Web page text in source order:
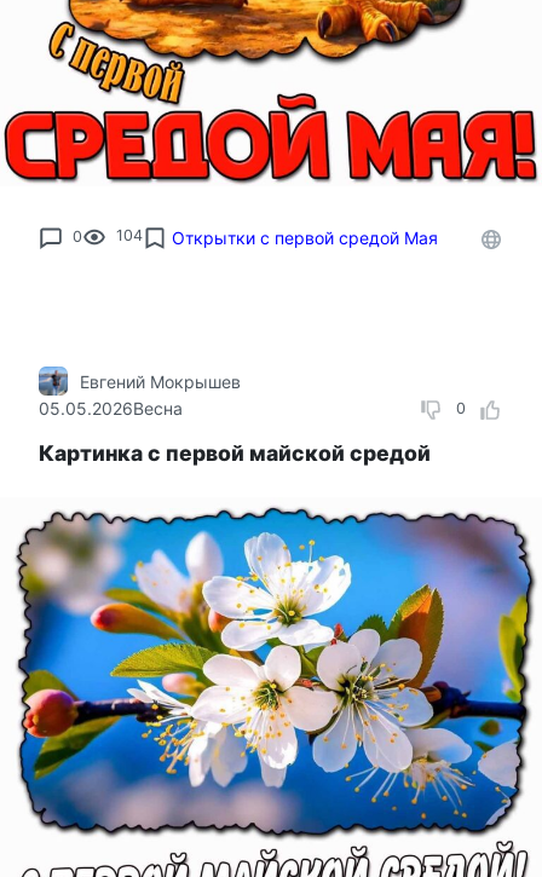
0 104 Открытки с первой средой Мая
0
Евгений Мокрышев
05.05.2026Весна
Картинка с первой майской средой